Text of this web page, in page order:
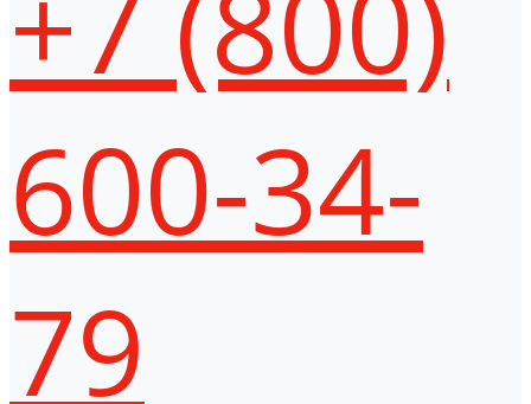
600-34-
79